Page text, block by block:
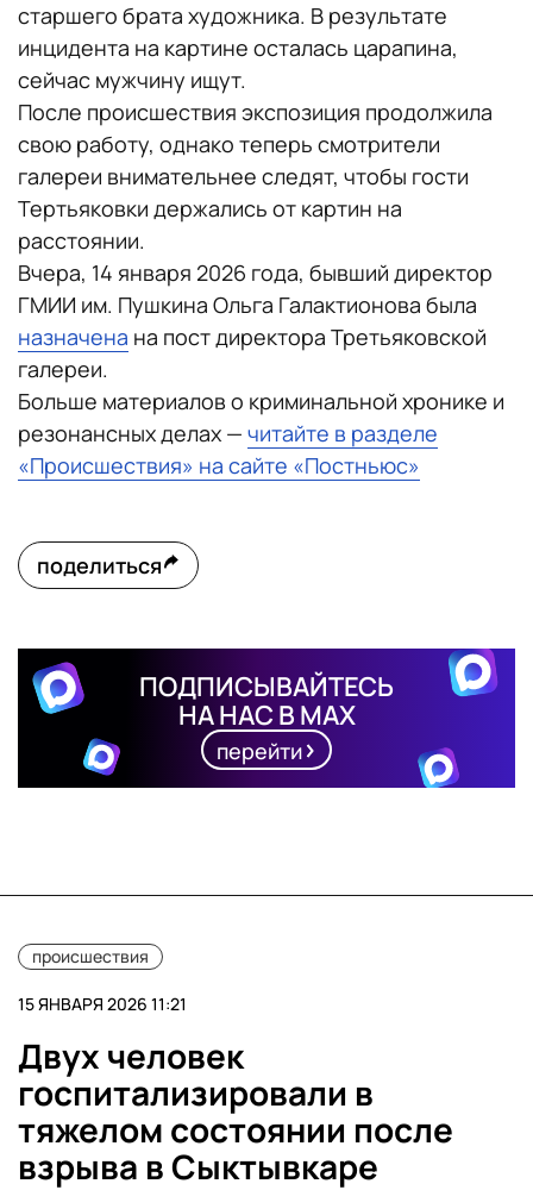
старшего брата художника. В результате
инцидента на картине осталась царапина,
сейчас мужчину ищут.
После происшествия экспозиция продолжила
свою работу, однако теперь смотрители
галереи внимательнее следят, чтобы гости
Тертьяковки держались от картин на
расстоянии.
Вчера, 14 января 2026 года, бывший директор
ГМИИ им. Пушкина Ольга Галактионова была
назначена на пост директора Третьяковской
галереи.
Больше материалов о криминальной хронике и
резонансных делах — читайте в разделе
«Происшествия» на сайте «Постньюс»
поделиться
ПОДПИСЫВАЙТЕСЬ
НА НАС В MAX
перейти
происшествия
15 ЯНВАРЯ 2026 11:21
Двух человек
госпитализировали в
тяжелом состоянии после
взрыва в Сыктывкаре